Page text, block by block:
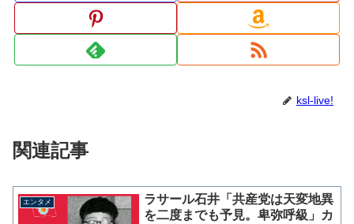
ksl-live!
関連記事
エンタメ
ラサール石井「共産党は天変地異
を二度までも予見。卑弥呼級」カ